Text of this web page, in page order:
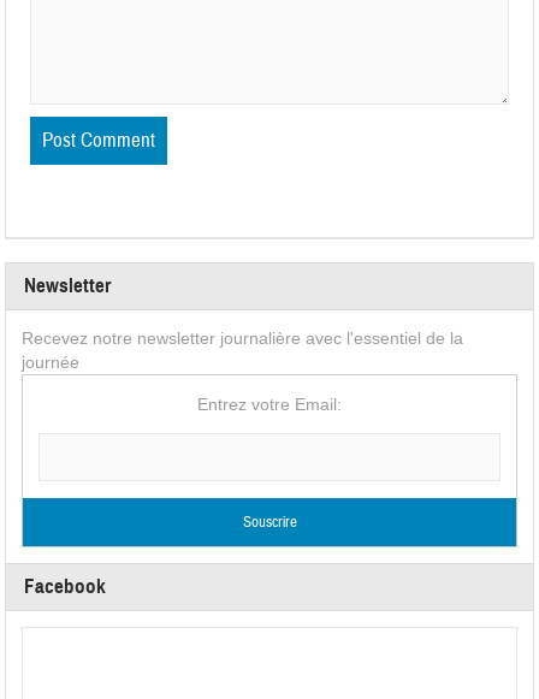
Newsletter
Recevez notre newsletter journalière avec l'essentiel de la
journée
Entrez votre Email:
Facebook